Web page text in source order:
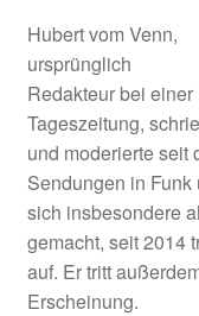
Autoren
Veranstaltungen
Über uns
Buchhandel
Hubert vom Venn,
ursprünglich
Redakteur bei einer
Tageszeitung,
und moderierte seit
Sendungen in
sich insbesondere
gemacht, seit 2014
auf. Er tritt
Erscheinung.